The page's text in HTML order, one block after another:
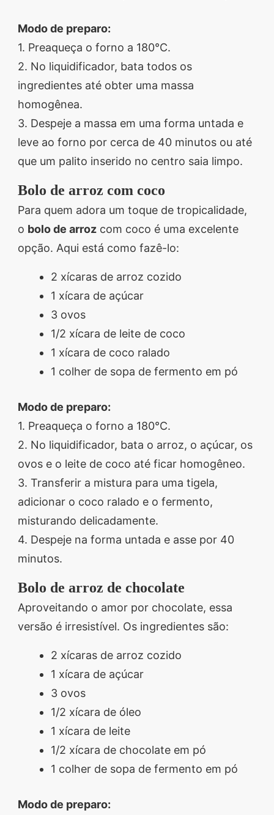
Modo de preparo:
1. Preaqueça o forno a 180°C.
2. No liquidificador, bata todos os
ingredientes até obter uma massa
homogênea.
3. Despeje a massa em uma forma untada e
leve ao forno por cerca de 40 minutos ou até
que um palito inserido no centro saia limpo.
Bolo de arroz com coco
Para quem adora um toque de tropicalidade,
o bolo de arroz com coco é uma excelente
opção. Aqui está como fazê-lo:
2 xícaras de arroz cozido
1 xícara de açúcar
3 ovos
1/2 xícara de leite de coco
1 xícara de coco ralado
1 colher de sopa de fermento em pó
Modo de preparo:
1. Preaqueça o forno a 180°C.
2. No liquidificador, bata o arroz, o açúcar, os
ovos e o leite de coco até ficar homogêneo.
3. Transferir a mistura para uma tigela,
adicionar o coco ralado e o fermento,
misturando delicadamente.
4. Despeje na forma untada e asse por 40
minutos.
Bolo de arroz de chocolate
Aproveitando o amor por chocolate, essa
versão é irresistível. Os ingredientes são:
2 xícaras de arroz cozido
1 xícara de açúcar
3 ovos
1/2 xícara de óleo
1 xícara de leite
1/2 xícara de chocolate em pó
1 colher de sopa de fermento em pó
Modo de preparo: